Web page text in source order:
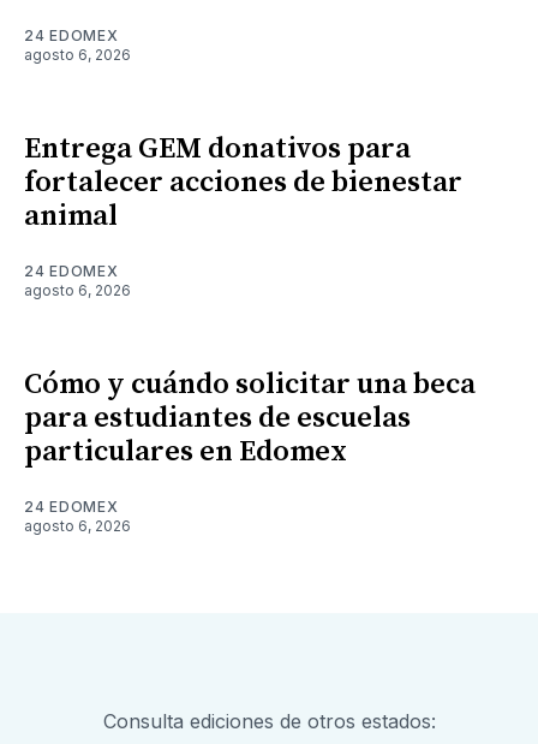
24 EDOMEX
agosto 6, 2026
Entrega GEM donativos para
fortalecer acciones de bienestar
animal
24 EDOMEX
agosto 6, 2026
Cómo y cuándo solicitar una beca
para estudiantes de escuelas
particulares en Edomex
24 EDOMEX
agosto 6, 2026
Consulta ediciones de otros estados: